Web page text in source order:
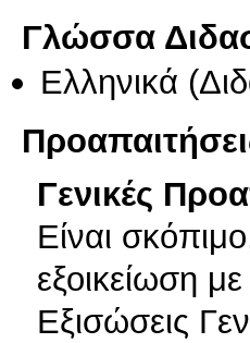
Γλώσσα
Ελληνικά
Γενικές
Είναι
εξοικείωση
Εξισώσεις